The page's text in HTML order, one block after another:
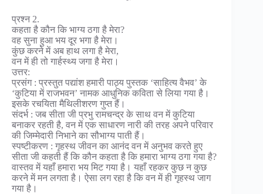
प्रश्न 2.
कहता है कौन कि भाग्य ठगा है मेरा?
वह सुना हुआ भय दूर भगा है मेरा।
कुंछ करने में अब हाथ लगा है मेरा,
वन में ही तो गार्हस्थ्य जगा है मेरा।
उत्तर:
प्रसंग : प्रस्तुत पद्यांश हमारी पाठ्य पुस्तक ‘साहित्य वैभव’ के
‘कुटिया में राजभवन’ नामक आधुनिक कविता से लिया गया है।
इसके रचयिता मैथिलीशरण गुप्त हैं।
संदर्भ : जब सीता जी प्रभु रामचन्द्र के साथ वन में कुटिया
बनाकर रहती है, वन में एक साधारण नारी की तरह अपने परिवार
की जिम्मेदारी निभाने का सौभाग्य पाती हैं।
स्पष्टीकरण : गृहस्थ जीवन का आनंद वन में अनुभव करते हुए
सीता जी कहती हैं कि कौन कहता है कि हमारा भाग्य ठगा गया है?
वास्तव में यहाँ हमारा भय मिट गया है। यहाँ रहकर कुछ न कुछ
करने में मन लगता है। ऐसा लग रहा है कि वन में ही गृहस्थ जाग
गया है।